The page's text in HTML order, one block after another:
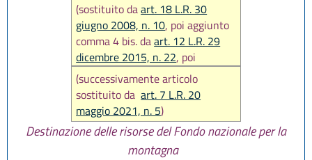
(sostituito daart. 18 L.R. 30
giugno 2008, n. 10, poi aggiunto
comma 4 bis. daart. 12 L.R. 29
dicembre 2015, n. 22, poi
sostituito daart. 34 L.R. 27
dicembre 2017, n. 25, poi
sostituito comma 3 daart. 7 L.R.
31 luglio 2020, n. 3)
(successivamente articolo
sostituito daart. 7 L.R. 20
maggio 2021, n. 5)
Destinazione delle risorse del Fondo nazionale per la
montagna